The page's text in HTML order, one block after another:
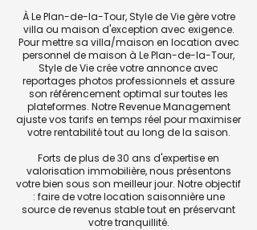
À Le Plan-de-la-Tour, Style de Vie gère votre
villa ou maison d'exception avec exigence.
Pour mettre sa villa/maison en location avec
personnel de maison à Le Plan-de-la-Tour,
Style de Vie crée votre annonce avec
reportages photos professionnels et assure
son référencement optimal sur toutes les
plateformes. Notre Revenue Management
ajuste vos tarifs en temps réel pour maximiser
votre rentabilité tout au long de la saison.
Forts de plus de 30 ans d'expertise en
valorisation immobilière, nous présentons
votre bien sous son meilleur jour. Notre objectif
: faire de votre location saisonnière une
source de revenus stable tout en préservant
votre tranquillité.